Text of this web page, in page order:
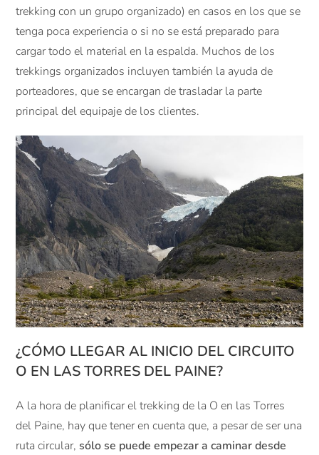
trekking con un grupo organizado) en casos en los que se
tenga poca experiencia o si no se está preparado para
cargar todo el material en la espalda. Muchos de los
trekkings organizados incluyen también la ayuda de
porteadores, que se encargan de trasladar la parte
principal del equipaje de los clientes.
¿CÓMO LLEGAR AL INICIO DEL CIRCUITO
O EN LAS TORRES DEL PAINE?
A la hora de planificar el trekking de la O en las Torres
del Paine, hay que tener en cuenta que, a pesar de ser una
ruta circular,sólo se puede empezar a caminar desde